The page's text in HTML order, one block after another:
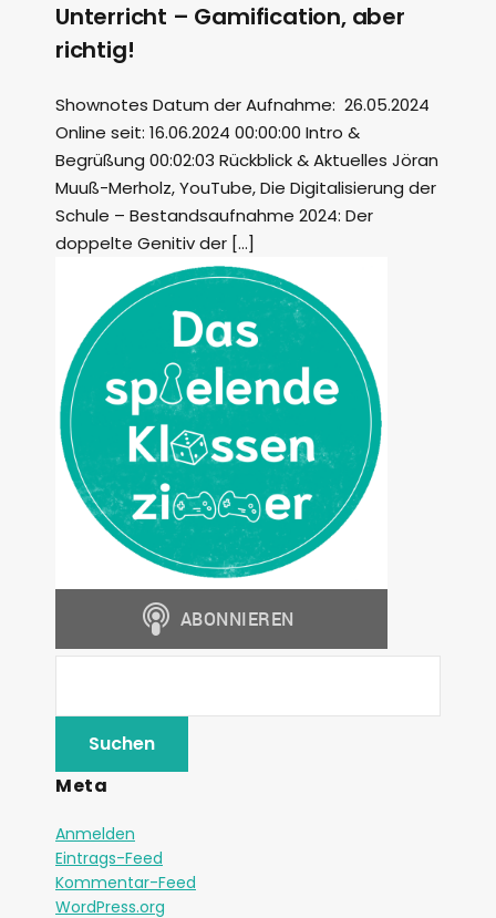
Unterricht – Gamification, aber
richtig!
Shownotes Datum der Aufnahme: 26.05.2024
Online seit: 16.06.2024 00:00:00 Intro &
Begrüßung 00:02:03 Rückblick & Aktuelles Jöran
Muuß-Merholz, YouTube, Die Digitalisierung der
Schule – Bestandsaufnahme 2024: Der
doppelte Genitiv der […]
Meta
Anmelden
Eintrags-Feed
Kommentar-Feed
WordPress.org